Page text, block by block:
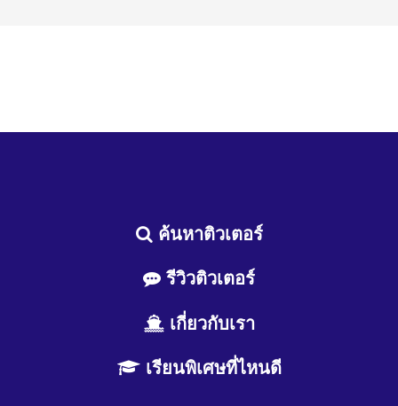
ค้นหาติวเตอร์
รีวิวติวเตอร์
เกี่ยวกับเรา
เรียนพิเศษที่ไหนดี